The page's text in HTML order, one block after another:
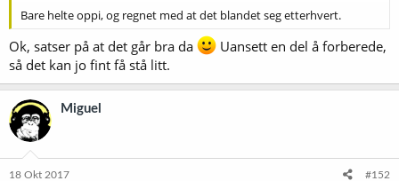
Bare helte oppi, og regnet med at det blandet seg etterhvert.
Ok, satser på at det går bra da
Uansett en del å forberede,
så det kan jo fint få stå litt.
Miguel
18 Okt 2017 #152